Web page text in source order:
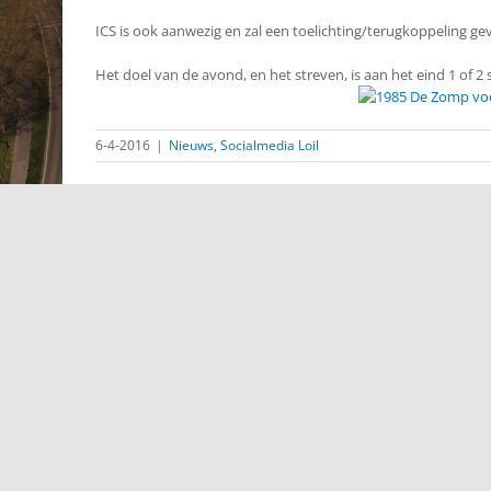
ICS is ook aanwezig en zal een toelichting/terugkoppeling
Het doel van de avond, en het streven, is aan het eind 1 of
6-4-2016 | Nieuws, Socialmedia Loil